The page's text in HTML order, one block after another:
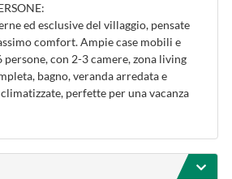
ed esclusive del villaggio, pensate
comfort. Ampie case mobili e
con 2-3 camere, zona living
bagno, veranda arredata e
perfette per una vacanza